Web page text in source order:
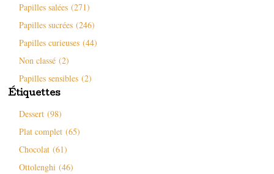
Papilles salées (271)
Papilles sucrées (246)
Papilles curieuses (44)
Non classé (2)
Papilles sensibles (2)
Étiquettes
Dessert (98)
Plat complet (65)
Chocolat (61)
Ottolenghi (46)